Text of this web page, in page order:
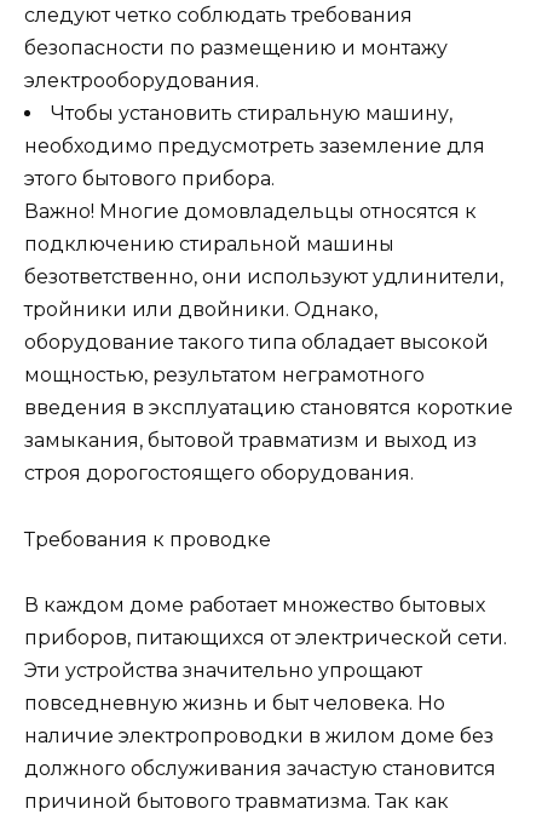
следуют четко соблюдать требования
безопасности по размещению и монтажу
электрооборудования.
Чтобы установить стиральную машину,
необходимо предусмотреть заземление для
этого бытового прибора.
Важно! Многие домовладельцы относятся к
подключению стиральной машины
безответственно, они используют удлинители,
тройники или двойники. Однако,
оборудование такого типа обладает высокой
мощностью, результатом неграмотного
введения в эксплуатацию становятся короткие
замыкания, бытовой травматизм и выход из
строя дорогостоящего оборудования.
Требования к проводке
В каждом доме работает множество бытовых
приборов, питающихся от электрической сети.
Эти устройства значительно упрощают
повседневную жизнь и быт человека. Но
наличие электропроводки в жилом доме без
должного обслуживания зачастую становится
причиной бытового травматизма. Так как